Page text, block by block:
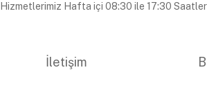
Hafta içi 08:30 ile 17:30
İletişim